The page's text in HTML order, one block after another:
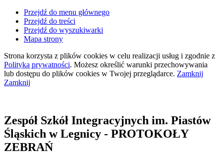
Przejdź do menu głównego
Przejdź do treści
Przejdź do wyszukiwarki
Mapa strony
Strona korzysta z plików cookies w celu realizacji usług i zgodnie z
Polityką prywatności. Możesz określić warunki przechowywania
lub dostępu do plików cookies w Twojej przeglądarce. Zamknij
Zamknij
Zespół Szkół Integracyjnych im. Piastów
Śląskich w Legnicy - PROTOKOŁY
ZEBRAŃ